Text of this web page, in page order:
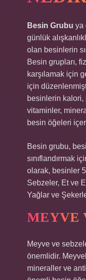
Besin Grubu ya
günlük
olan besinlerin
Besin grupları,
karşılamak için
için
besinlerin kalori,
vitaminler,
besin öğeleri
Besin grubu,
sınıflandırmak
olarak, besinler
Sebzeler, Et ve
Yağlar ve
MEYVE
Meyve ve
önemlidir.
mineraller ve